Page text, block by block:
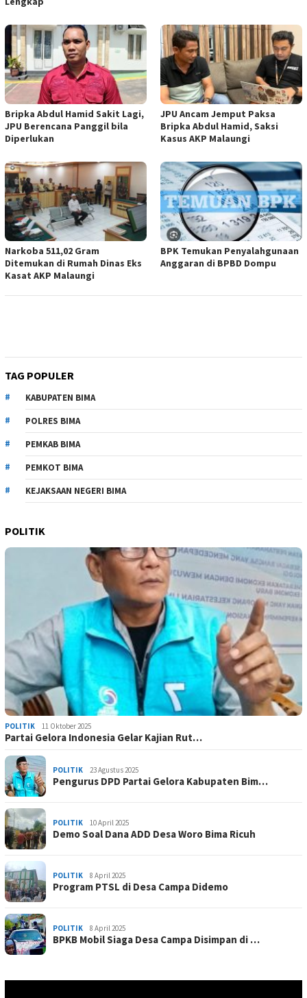
Bripka Abdul Hamid Sakit Lagi,
JPU Berencana Panggil bila
Diperlukan
JPU Ancam Jemput Paksa
Bripka Abdul Hamid, Saksi
Kasus AKP Malaungi
Narkoba 511,02 Gram
Ditemukan di Rumah Dinas Eks
Kasat AKP Malaungi
BPK Temukan Penyalahgunaan
Anggaran di BPBD Dompu
TAG POPULER
KABUPATEN BIMA
POLRES BIMA
PEMKAB BIMA
PEMKOT BIMA
KEJAKSAAN NEGERI BIMA
POLITIK
POLITIK 11 Oktober 2025
Partai Gelora Indonesia Gelar Kajian Rut…
POLITIK 23 Agustus 2025
Pengurus DPD Partai Gelora Kabupaten Bim…
POLITIK 10 April 2025
Demo Soal Dana ADD Desa Woro Bima Ricuh
POLITIK 8 April 2025
Program PTSL di Desa Campa Didemo
POLITIK 8 April 2025
BPKB Mobil Siaga Desa Campa Disimpan di …